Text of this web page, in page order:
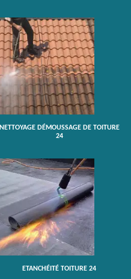
NETTOYAGE DÉMOUSSAGE DE TOITURE
24
ETANCHÉITÉ TOITURE 24